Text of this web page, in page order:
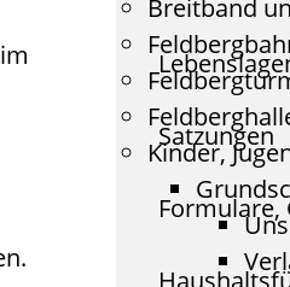
Breitband
Kinder,
Satzungen
Formulare,